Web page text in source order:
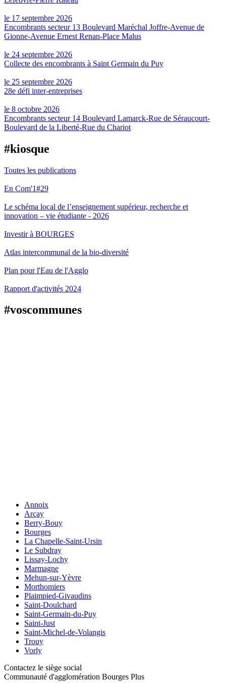
le 17 septembre 2026
Encombrants secteur 13 Boulevard Maréchal Joffre-Avenue de
Gionne-Avenue Ernest Renan-Place Malus
le 24 septembre 2026
Collecte des encombrants à Saint Germain du Puy
le 25 septembre 2026
28e défi inter-entreprises
le 8 octobre 2026
Encombrants secteur 14 Boulevard Lamarck-Rue de Séraucourt-
Boulevard de la Liberté-Rue du Chariot
#kiosque
Toutes les publications
En Com'1#29
Le schéma local de l’enseignement supérieur, recherche et
innovation – vie étudiante - 2026
Investir à BOURGES
Atlas intercommunal de la bio-diversité
Plan pour l'Eau de l'Agglo
Rapport d'activités 2024
#voscommunes
Annoix
Arçay
Berry-Bouy
Bourges
La Chapelle-Saint-Ursin
Le Subdray
Lissay-Lochy
Marmagne
Mehun-sur-Yèvre
Morthomiers
Plaimpied-Givaudins
Saint-Doulchard
Saint-Germain-du-Puy
Saint-Just
Saint-Michel-de-Volangis
Trouy
Vorly
Contactez le siège social
Communauté d'agglomération Bourges Plus